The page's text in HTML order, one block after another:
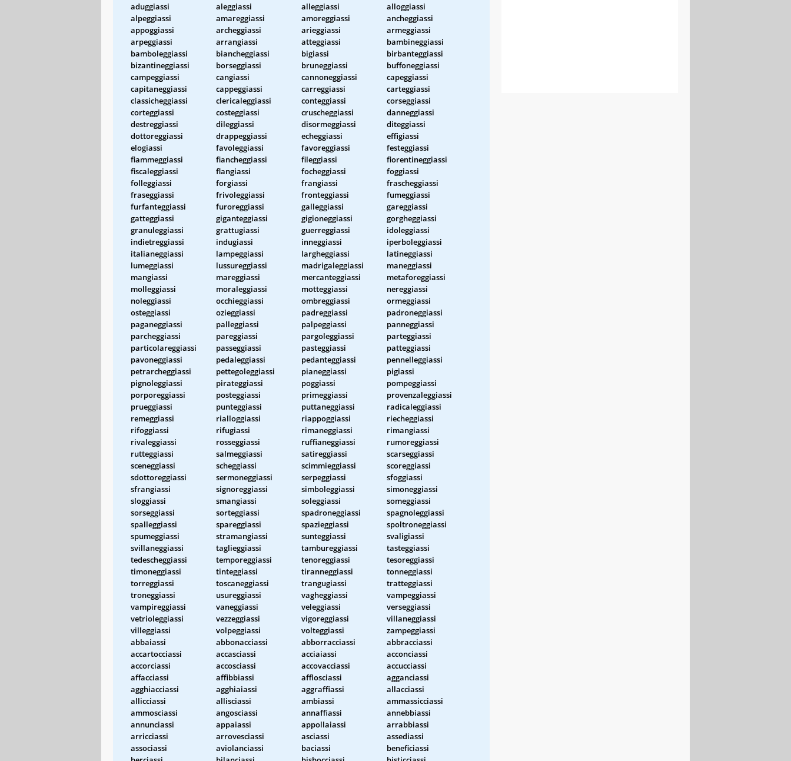
aduggiassi aleggiassi alleggiassi
alloggiassi
alpeggiassi
amareggiassi amoreggiassi
ancheggiassi
appoggiassi
archeggiassi arieggiassi
armeggiassi
arpeggiassi
arrangiassi atteggiassi
bambineggiassi
bamboleggiassi
biancheggiassi bigiassi
birbanteggiassi
bizantineggiassi
borseggiassi bruneggiassi
buffoneggiassi
campeggiassi
cangiassi cannoneggiassi
capeggiassi
capitaneggiassi
cappeggiassi carreggiassi
carteggiassi
classicheggiassi
clericaleggiassi conteggiassi
corseggiassi
corteggiassi
costeggiassi cruscheggiassi
danneggiassi
destreggiassi
dileggiassi disormeggiassi
diteggiassi
dottoreggiassi
drappeggiassi echeggiassi
effigiassi
elogiassi
favoleggiassi favoreggiassi
festeggiassi
fiammeggiassi
fiancheggiassi fileggiassi
fiorentineggiassi
fiscaleggiassi
flangiassi focheggiassi
foggiassi
folleggiassi
forgiassi frangiassi
frascheggiassi
fraseggiassi
frivoleggiassi fronteggiassi
fumeggiassi
furfanteggiassi
furoreggiassi galleggiassi
gareggiassi
gatteggiassi
giganteggiassi gigioneggiassi
gorgheggiassi
granuleggiassi
grattugiassi guerreggiassi
idoleggiassi
indietreggiassi
indugiassi inneggiassi
iperboleggiassi
italianeggiassi
lampeggiassi largheggiassi
latineggiassi
lumeggiassi
lussureggiassi madrigaleggiassi
maneggiassi
mangiassi
mareggiassi mercanteggiassi
metaforeggiassi
molleggiassi
moraleggiassi motteggiassi
nereggiassi
noleggiassi
occhieggiassi ombreggiassi
ormeggiassi
osteggiassi
ozieggiassi padreggiassi
padroneggiassi
paganeggiassi
palleggiassi palpeggiassi
panneggiassi
parcheggiassi
pareggiassi pargoleggiassi
parteggiassi
particolareggiassi
passeggiassi pasteggiassi
patteggiassi
pavoneggiassi
pedaleggiassi pedanteggiassi
pennelleggiassi
petrarcheggiassi
pettegoleggiassi pianeggiassi
pigiassi
pignoleggiassi
pirateggiassi poggiassi
pompeggiassi
porporeggiassi
posteggiassi primeggiassi
provenzaleggiassi
prueggiassi
punteggiassi puttaneggiassi
radicaleggiassi
remeggiassi
rialloggiassi riappoggiassi
riecheggiassi
rifoggiassi
rifugiassi rimaneggiassi
rimangiassi
rivaleggiassi
rosseggiassi ruffianeggiassi
rumoreggiassi
rutteggiassi
salmeggiassi satireggiassi
scarseggiassi
sceneggiassi
scheggiassi scimmieggiassi
scoreggiassi
sdottoreggiassi
sermoneggiassi serpeggiassi
sfoggiassi
sfrangiassi
signoreggiassi simboleggiassi
simoneggiassi
sloggiassi
smangiassi soleggiassi
someggiassi
sorseggiassi
sorteggiassi spadroneggiassi
spagnoleggiassi
spalleggiassi
spareggiassi spazieggiassi
spoltroneggiassi
spumeggiassi
stramangiassi sunteggiassi
svaligiassi
svillaneggiassi
taglieggiassi tambureggiassi
tasteggiassi
tedescheggiassi
temporeggiassi tenoreggiassi
tesoreggiassi
timoneggiassi
tinteggiassi tiranneggiassi
tonneggiassi
torreggiassi
toscaneggiassi trangugiassi
tratteggiassi
troneggiassi
usureggiassi vagheggiassi
vampeggiassi
vampireggiassi
vaneggiassi veleggiassi
verseggiassi
vetrioleggiassi
vezzeggiassi vigoreggiassi
villaneggiassi
villeggiassi
volpeggiassi volteggiassi
zampeggiassi
abbaiassi
abbonacciassi abborracciassi
abbracciassi
accartocciassi
accasciassi acciaiassi
acconciassi
accorciassi
accosciassi accovacciassi
accucciassi
affacciassi
affibbiassi afflosciassi
agganciassi
agghiacciassi
agghiaiassi aggraffiassi
allacciassi
allicciassi
allisciassi ambiassi
ammassicciassi
ammosciassi
angosciassi annaffiassi
annebbiassi
annunciassi
appaiassi appollaiassi
arrabbiassi
arricciassi
arrovesciassi asciassi
assediassi
associassi
aviolanciassi baciassi
beneficiassi